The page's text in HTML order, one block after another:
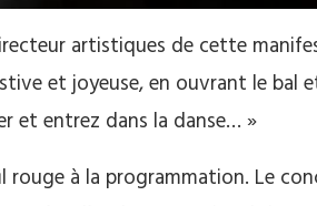
artistiques de cette
et joyeuse, en ouvrant le bal
et entrez dans la danse… »
rouge à la programmation. Le